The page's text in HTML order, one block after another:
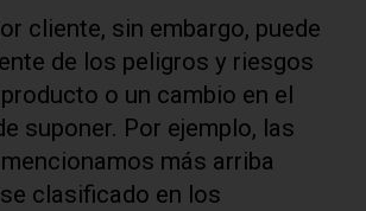
cliente, sin embargo, puede
de los peligros y riesgos
o un cambio en el
suponer. Por ejemplo, las
más arriba
clasificado en los